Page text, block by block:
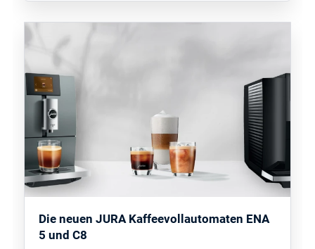
Die neuen JURA Kaffeevollautomaten ENA
5 und C8